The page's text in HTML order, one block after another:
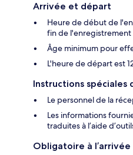
Arrivée et départ
Heure de début de
fin de l'enregistrement
Âge minimum pour
L'heure de départ est
Instructions spéciales
Le personnel de la
Les informations
traduites à l’aide
Obligatoire à l’arrivée